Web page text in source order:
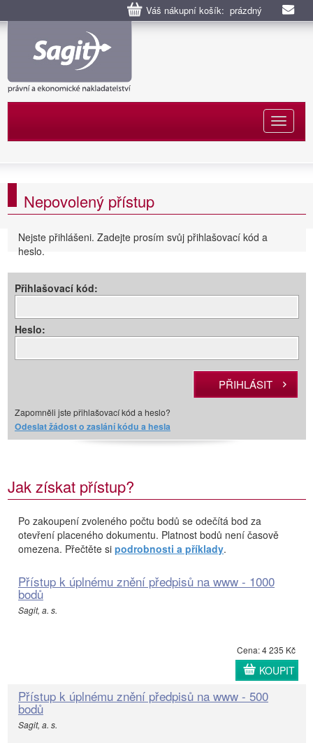
Váš nákupní košík: prázdný
Nepovolený přístup
Nejste přihlášeni. Zadejte prosím svůj přihlašovací kód a
heslo.
Přihlašovací kód:
Heslo:
Zapomněli jste přihlašovací kód a heslo?
Odeslat žádost o zaslání kódu a hesla
Jak získat přístup?
Po zakoupení zvoleného počtu bodů se odečítá bod za
otevření placeného dokumentu. Platnost bodů není časově
omezena. Přečtěte si podrobnosti a příklady.
Přístup k úplnému znění předpisů na www - 1000
bodů
Sagit, a. s.
Cena: 4 235 Kč
KOUPIT
Přístup k úplnému znění předpisů na www - 500
bodů
Sagit, a. s.